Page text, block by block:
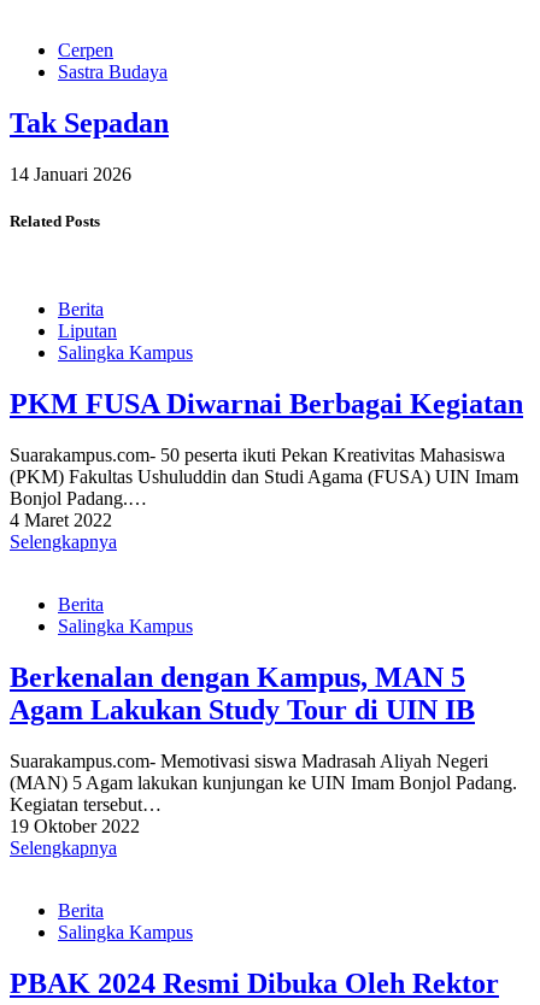
Cerpen
Sastra Budaya
Tak Sepadan
14 Januari 2026
Related Posts
Berita
Liputan
Salingka Kampus
PKM FUSA Diwarnai Berbagai Kegiatan
Suarakampus.com- 50 peserta ikuti Pekan Kreativitas Mahasiswa
(PKM) Fakultas Ushuluddin dan Studi Agama (FUSA) UIN Imam
Bonjol Padang.…
4 Maret 2022
Selengkapnya
Berita
Salingka Kampus
Berkenalan dengan Kampus, MAN 5
Agam Lakukan Study Tour di UIN IB
Suarakampus.com- Memotivasi siswa Madrasah Aliyah Negeri
(MAN) 5 Agam lakukan kunjungan ke UIN Imam Bonjol Padang.
Kegiatan tersebut…
19 Oktober 2022
Selengkapnya
Berita
Salingka Kampus
PBAK 2024 Resmi Dibuka Oleh Rektor